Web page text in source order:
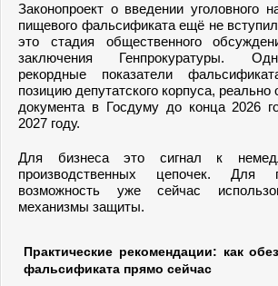
Законопроект о введении уголовного
пищевого фальсификата ещё не
это стадия общественного
заключения Генпрокуратуры.
рекордные показатели
позицию депутатского корпуса, реально
документа в Госдуму до конца 2026
2027 году.
Для бизнеса это сигнал к
производственных цепочек. Для
возможность уже сейчас
механизмы защиты.
Практические рекомендации: как
фальсификата прямо сейчас